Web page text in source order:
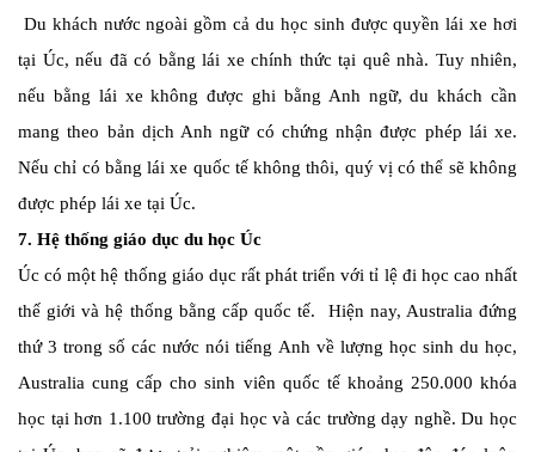
Du khách nước ngoài gồm cả du học sinh được quyền lái xe hơi
tại Úc, nếu đã có bằng lái xe chính thức tại quê nhà. Tuy nhiên,
nếu bằng lái xe không được ghi bằng Anh ngữ, du khách cần
mang theo bản dịch Anh ngữ có chứng nhận được phép lái xe.
Nếu chỉ có bằng lái xe quốc tế không thôi, quý vị có thể sẽ không
được phép lái xe tại Úc.
7. Hệ thống giáo dục du học Úc
Úc có một hệ thống giáo dục rất phát triển với tỉ lệ đi học cao nhất
thế giới và hệ thống bằng cấp quốc tế. Hiện nay, Australia đứng
thứ 3 trong số các nước nói tiếng Anh về lượng học sinh du học,
Australia cung cấp cho sinh viên quốc tế khoảng 250.000 khóa
học tại hơn 1.100 trường đại học và các trường dạy nghề. Du học